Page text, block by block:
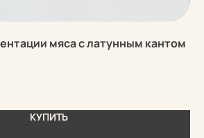
мяса с латунным кантом
КУПИТЬ